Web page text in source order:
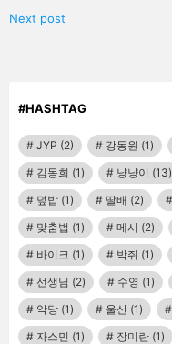
Next post
#HASHTAG
JYP (2) 강동원 (1)
김동희 (1) 냥냥이 (13)
덮밥 (1) 딸배 (2)
맞춤법 (1) 메시 (2)
바이크 (1) 박쥐 (1)
선생님 (2) 수영 (1)
악당 (1) 울산 (1)
자스민 (1) 장미란 (1)